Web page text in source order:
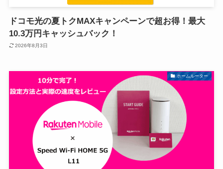
ドコモ光の夏トクMAXキャンペーンで超お得！最大
10.3万円キャッシュバック！
2026年8月3日
ホームルーター